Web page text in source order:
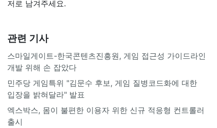
저로 남겨주세요.
관련 기사
스마일게이트-한국콘텐츠진흥원, 게임 접근성 가이드라인
개발 위해 손 잡았다
민주당 게임특위 "김문수 후보, 게임 질병코드화에 대한
입장을 밝혀달라" 발표
엑스박스, 몸이 불편한 이용자 위한 신규 적응형 컨트롤러
출시